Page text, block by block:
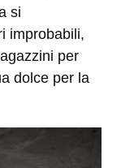
si
improbabili,
per
dolce per la